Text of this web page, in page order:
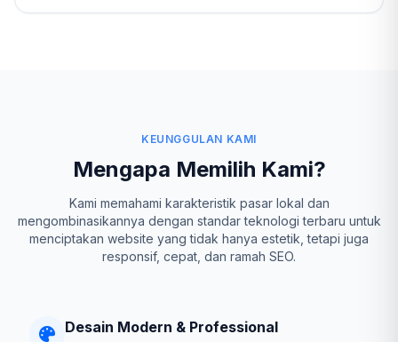
KEUNGGULAN KAMI
Mengapa Memilih Kami?
Kami memahami karakteristik pasar lokal dan
mengombinasikannya dengan standar teknologi terbaru untuk
menciptakan website yang tidak hanya estetik, tetapi juga
responsif, cepat, dan ramah SEO.
Desain Modern & Professional